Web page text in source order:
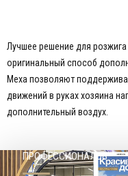
Лучшее решение для
оригинальный способ
Меха позволяют
движений в руках хозяина
дополнительный воздух.
ПРОФЕССИОНАЛОВ